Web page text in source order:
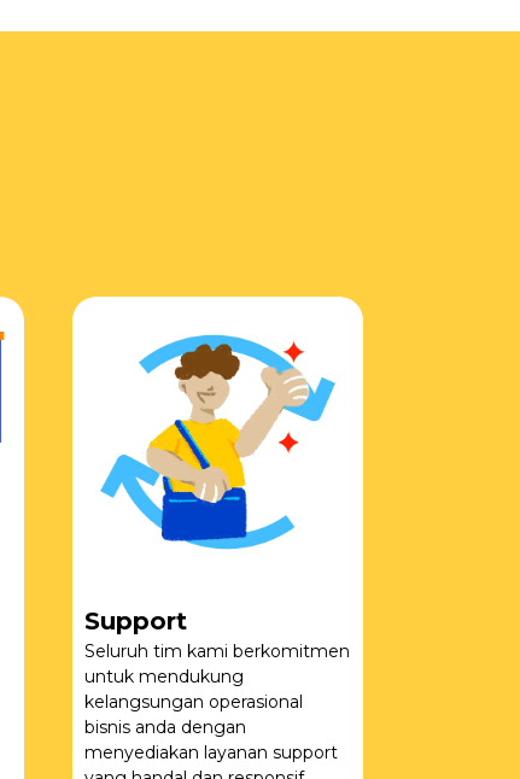
Support
Seluruh tim kami berkomitmen
untuk mendukung
kelangsungan operasional
bisnis anda dengan
menyediakan layanan support